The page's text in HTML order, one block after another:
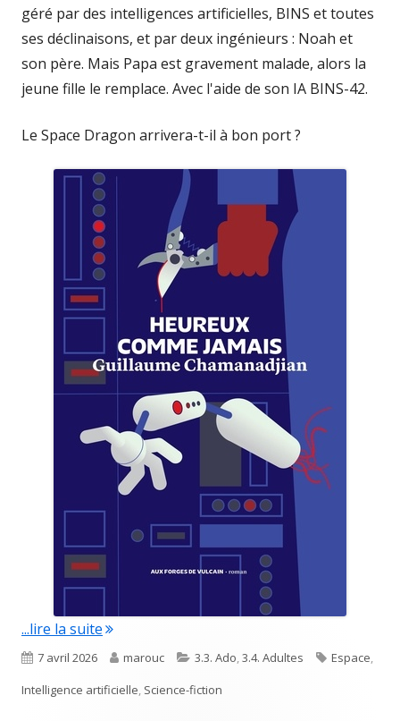
géré par des intelligences artificielles, BINS et toutes
ses déclinaisons, et par deux ingénieurs : Noah et
son père. Mais Papa est gravement malade, alors la
jeune fille le remplace. Avec l'aide de son IA BINS-42.
Le Space Dragon arrivera-t-il à bon port ?
...lire la suite"Heureux comme jamais"
Published
on
7 avril 2026 Author
marouc Categories
3.3. Ado,3.4. Adultes Tags
Espace,
Intelligence artificielle, Science-fiction